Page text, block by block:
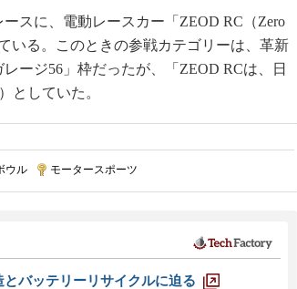
スに、電動レースカー「ZEOD RC（Zero
いる。このときの参戦カテゴリーは、革新
ージ56」枠だったが、「ZEOD RCは、日
としていた。
ウル モータースポーツ
バッテリーリサイクルに迫る